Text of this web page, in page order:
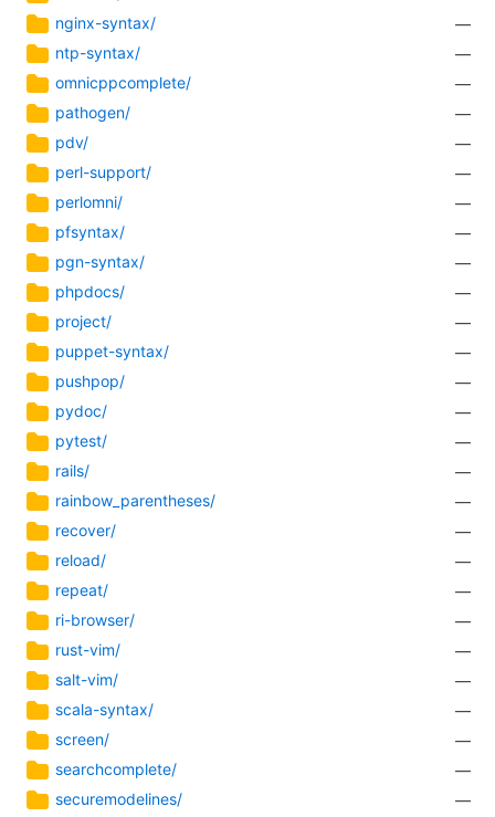
nginx-syntax/
—
ntp-syntax/
—
omnicppcomplete/
—
pathogen/
—
pdv/
—
perl-support/
—
perlomni/
—
pfsyntax/
—
pgn-syntax/
—
phpdocs/
—
project/
—
puppet-syntax/
—
pushpop/
—
pydoc/
—
pytest/
—
rails/
—
rainbow_parentheses/
—
recover/
—
reload/
—
repeat/
—
ri-browser/
—
rust-vim/
—
salt-vim/
—
scala-syntax/
—
screen/
—
searchcomplete/
—
securemodelines/
—